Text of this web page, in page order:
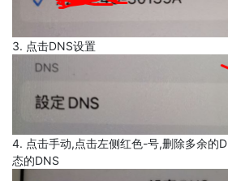
3. 点击DNS设置
4. 点击手动,点击左侧红色-号,删除多余的
态的DNS